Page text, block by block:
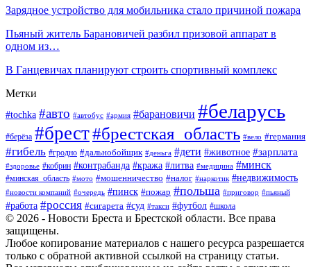
Зарядное устройство для мобильника стало причиной пожара
Пьяный житель Барановичей разбил призовой аппарат в
одном из…
В Ганцевичах планируют строить спортивный комплекс
Метки
#tochka #авто #автобус #армия #барановичи #беларусь
#берёза #брест#брестская_область #вело #германия
#гибель #гродно #дальнобойщик #деньга #дети #животное #зарплата
#здоровье #кобрин #контрабанда #кража #литва #медицина #минск
#минская_область #мото #мошенничество #налог #наркотик #недвижимость
#новости компаний #очередь #пинск #пожар #польша #приговор #пьяный
#работа #россия #сигарета #суд #такси #футбол #школа
© 2026 - Новости Бреста и Брестской области. Все права
защищены.
Любое копирование материалов с нашего ресурса разрешается
только с обратной активной ссылкой на страницу статьи.